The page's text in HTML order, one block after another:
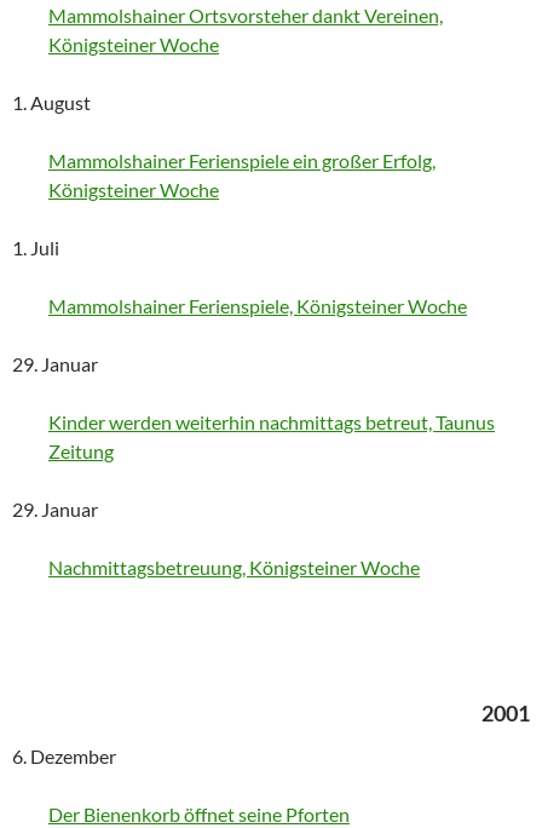
Mammolshainer Ortsvorsteher dankt Vereinen,
Königsteiner Woche
1. August
Mammolshainer Ferienspiele ein großer Erfolg,
Königsteiner Woche
1. Juli
Mammolshainer Ferienspiele, Königsteiner Woche
29. Januar
Kinder werden weiterhin nachmittags betreut, Taunus
Zeitung
29. Januar
Nachmittagsbetreuung, Königsteiner Woche
2001
6. Dezember
Der Bienenkorb öffnet seine Pforten